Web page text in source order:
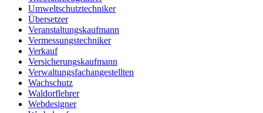
Umweltschutztechniker
Übersetzer
Veranstaltungskaufmann
Vermessungstechniker
Verkauf
Versicherungskaufmann
Verwaltungsfachangestellten
Wachschutz
Waldorflehrer
Webdesigner